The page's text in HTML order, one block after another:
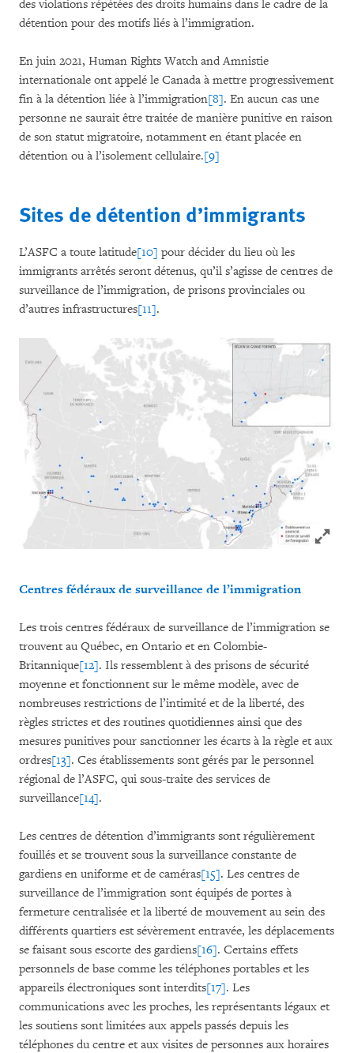
des violations répétées des droits humains dans le cadre de la
détention pour des motifs liés à l’immigration.
En juin 2021, Human Rights Watch and Amnistie
internationale ont appelé le Canada à mettre progressivement
fin à la détention liée à l’immigration[8]. En aucun cas une
personne ne saurait être traitée de manière punitive en raison
de son statut migratoire, notamment en étant placée en
détention ou à l’isolement cellulaire.[9]
Sites de détention d’immigrants
L’ASFC a toute latitude[10] pour décider du lieu où les
immigrants arrêtés seront détenus, qu’il s’agisse de centres de
surveillance de l’immigration, de prisons provinciales ou
d’autres infrastructures[11].
Click to
Centres fédéraux de surveillance de l’immigration
Les trois centres fédéraux de surveillance de l’immigration se
trouvent au Québec, en Ontario et en Colombie-
Britannique[12]. Ils ressemblent à des prisons de sécurité
moyenne et fonctionnent sur le même modèle, avec de
nombreuses restrictions de l’intimité et de la liberté, des
règles strictes et des routines quotidiennes ainsi que des
mesures punitives pour sanctionner les écarts à la règle et aux
ordres[13]. Ces établissements sont gérés par le personnel
régional de l’ASFC, qui sous-traite des services de
surveillance[14].
Les centres de détention d’immigrants sont régulièrement
fouillés et se trouvent sous la surveillance constante de
gardiens en uniforme et de caméras[15]. Les centres de
surveillance de l’immigration sont équipés de portes à
fermeture centralisée et la liberté de mouvement au sein des
différents quartiers est sévèrement entravée, les déplacements
se faisant sous escorte des gardiens[16]. Certains effets
personnels de base comme les téléphones portables et les
appareils électroniques sont interdits[17]. Les
communications avec les proches, les représentants légaux et
les soutiens sont limitées aux appels passés depuis les
téléphones du centre et aux visites de personnes aux horaires